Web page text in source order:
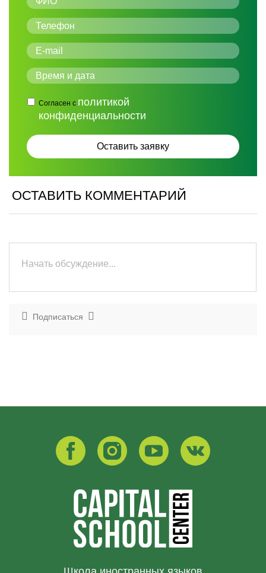
Согласен с политикой
конфиденциальности
ОСТАВИТЬ КОММЕНТАРИЙ
Подписаться